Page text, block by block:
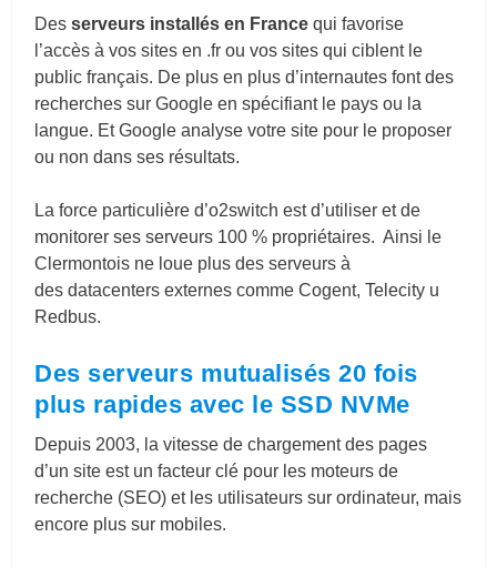
Desserveurs installés en France qui favorise
l’accès à vos sites en .fr ou vos sites qui ciblent le
public français. De plus en plus d’internautes font des
recherches sur Google en spécifiant le pays ou la
langue. Et Google analyse votre site pour le proposer
ou non dans ses résultats.
La force particulière d’o2switch est d’utiliser et de
monitorer ses serveurs 100 % propriétaires. Ainsi le
Clermontois ne loue plus des serveurs à
des datacenters externes comme Cogent, Telecity u
Redbus.
Des serveurs mutualisés 20 fois
plus rapides avec le SSD NVMe
Depuis 2003, la vitesse de chargement des pages
d’un site est un facteur clé pour les moteurs de
recherche (SEO) et les utilisateurs sur ordinateur, mais
encore plus sur mobiles.